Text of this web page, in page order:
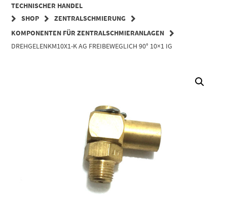
TECHNISCHER HANDEL
SHOP
ZENTRALSCHMIERUNG
KOMPONENTEN FÜR ZENTRALSCHMIERANLAGEN
DREHGELENKM10X1-K AG FREIBEWEGLICH 90° 10×1 IG